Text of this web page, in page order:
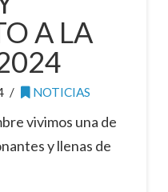
A LA
NOTICIAS
vivimos una de
y llenas de